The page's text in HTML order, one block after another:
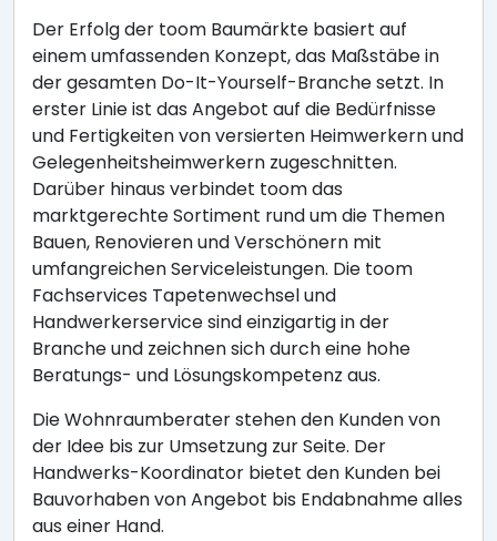
Der Erfolg der toom Baumärkte basiert auf
einem umfassenden Konzept, das Maßstäbe in
der gesamten Do-It-Yourself-Branche setzt. In
erster Linie ist das Angebot auf die Bedürfnisse
und Fertigkeiten von versierten Heimwerkern und
Gelegenheitsheimwerkern zugeschnitten.
Darüber hinaus verbindet toom das
marktgerechte Sortiment rund um die Themen
Bauen, Renovieren und Verschönern mit
umfangreichen Serviceleistungen. Die toom
Fachservices Tapetenwechsel und
Handwerkerservice sind einzigartig in der
Branche und zeichnen sich durch eine hohe
Beratungs- und Lösungskompetenz aus.
Die Wohnraumberater stehen den Kunden von
der Idee bis zur Umsetzung zur Seite. Der
Handwerks-Koordinator bietet den Kunden bei
Bauvorhaben von Angebot bis Endabnahme alles
aus einer Hand.